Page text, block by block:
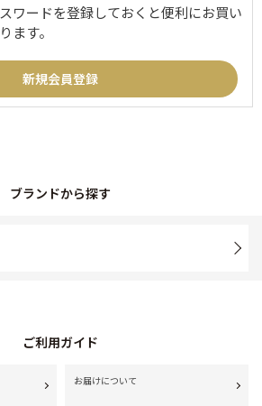
ワードを登録しておくと便利にお買い
ます。
ブランドから探す
ご利用ガイド
お届けについて